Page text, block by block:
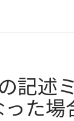
記述
た場